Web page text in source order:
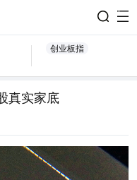
创业板指
真实家底